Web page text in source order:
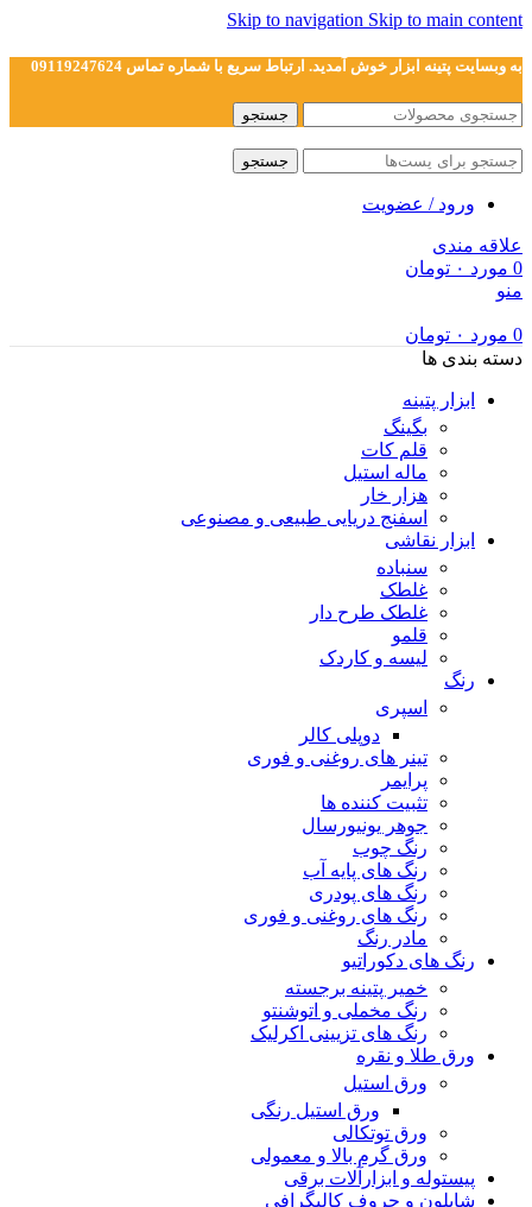
Skip to navigation Skip to main content
به وبسایت پتینه ابزار خوش آمدید. ارتباط سریع با شماره تماس 09119247624
جستجو
جستجو
ورود / عضویت
علاقه مندی
0 مورد ۰ تومان
منو
0 مورد ۰ تومان
دسته بندی ها
ابزار پتینه
بگینگ
قلم کات
ماله استیل
هزار خار
اسفنج دریایی طبیعی و مصنوعی
ابزار نقاشی
سنباده
غلطک
غلطک طرح دار
قلمو
لیسه و کاردک
رنگ
اسپری
دوپلی کالر
تینر های روغنی و فوری
پرایمر
تثبیت کننده ها
جوهر یونیورسال
رنگ چوب
رنگ‌ های پایه آب
رنگ های پودری
رنگ‌ های روغنی و فوری
مادر رنگ
رنگ های دکوراتیو
خمیر پتینه برجسته
رنگ مخملی و اتوشنتو
رنگ های تزیینی اکرلیک
ورق طلا و نقره
ورق استیل
ورق استیل رنگی
ورق توتکالی
ورق گرم بالا و معمولی
پیستوله و ابزارآلات برقی
شابلون و حروف کالیگرافی